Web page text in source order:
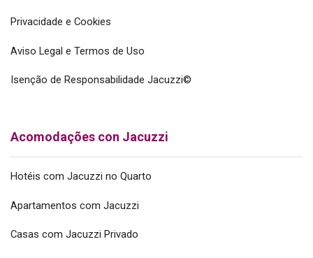
Privacidade e Cookies
Aviso Legal e Termos de Uso
Isenção de Responsabilidade Jacuzzi©
Acomodações con Jacuzzi
Hotéis com Jacuzzi no Quarto
Apartamentos com Jacuzzi
Casas com Jacuzzi Privado